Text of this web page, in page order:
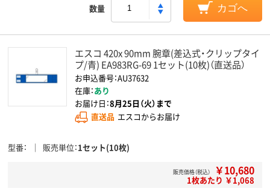
数量 カゴへ
エスコ 420x 90mm 腕章(差込式・クリップタイ
プ/青) EA983RG-69 1セット(10枚)（直送品）
お申込番号：AU37632
在庫：あり
お届け日：8月25日（火）まで
直送品 エスコからお届け
型番 販売単位 1セット(10枚)
販売価格（税込） ￥10,680
1枚あたり ￥1,068